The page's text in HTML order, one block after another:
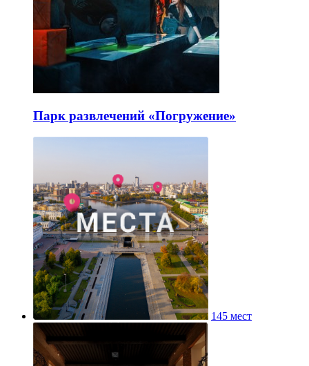
Парк развлечений «Погружение»
145 мест